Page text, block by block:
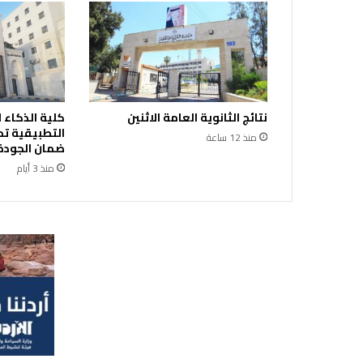
ع
ا
م
ا
ل
ل
ص
ن
ا
نتائج الثانوية العامة الاثنين
منذ 12 ساعة
كلية
ضمان
منذ 3 أيام